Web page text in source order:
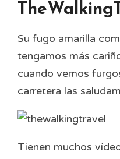
Su fugo amarilla
tengamos más
cuando vemos
carretera las
Tienen muchos